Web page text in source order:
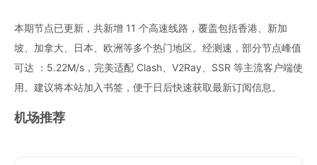
本期节点已更新，共新增 11 个高速线路，覆盖包括香港、新加
坡、加拿大、日本、欧洲等多个热门地区。经测速，部分节点峰值
可达 ：5.22M/s，完美适配 Clash、V2Ray、SSR 等主流客户端使
用。建议将本站加入书签，便于日后快速获取最新订阅信息。
机场推荐